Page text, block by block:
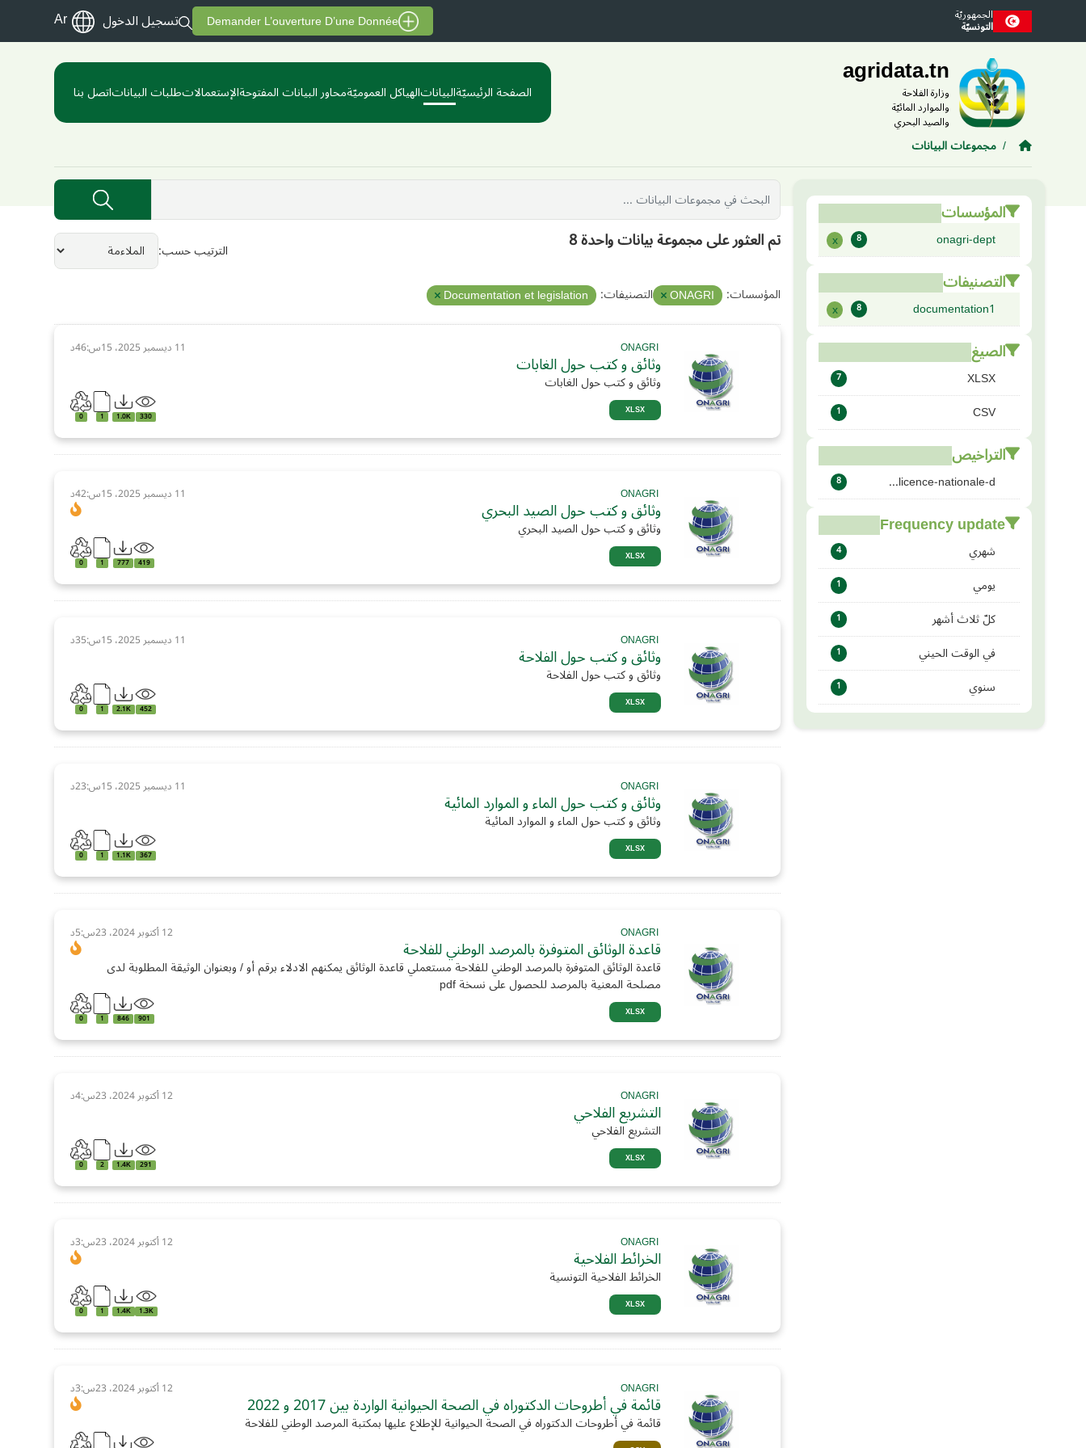
Skip to main contentالجمهوريّة
التونسيّة Demander L’ouverture D’une Donnée تسجيل الدخول Ar
agridata.tn
وزارة الفلاحة
والموارد المائيّة
والصيد البحري
الصفحة الرئيسيّةالبياناتالهياكل العموميّةمحاور البيانات المفتوحةالإستعمالاتطلبات البياناتاتصل بنا
مجموعات البيانات
المؤسسات
onagri-dept
8
x
التصنيفات
documentation1
8
x
الصيغ
XLSX
7
CSV
1
التراخيص
licence-nationale-d...
8
Frequency update
شهري 4
يومي 1
كلّ ثلاث أشهر 1
في الوقت الحيني 1
سنوي 1
الترتيب حسب تم العثور على مجموعة بيانات واحدة 8
المؤسسات: ONAGRI التصنيفات: Documentation et legislation
11 ديسمبر 2025، 15س:46د
وثائق و كتب حول الغابات
وثائق و كتب حول الغابات
XLSX
330
1.0K
1
0
11 ديسمبر 2025، 15س:42د
وثائق و كتب حول الصيد البحري
وثائق و كتب حول الصيد البحري
XLSX
419
777
1
0
11 ديسمبر 2025، 15س:35د
وثائق و كتب حول الفلاحة
وثائق و كتب حول الفلاحة
XLSX
452
2.1K
1
0
11 ديسمبر 2025، 15س:23د
وثائق و كتب حول الماء و الموارد المائية
وثائق و كتب حول الماء و الموارد المائية
XLSX
367
1.1K
1
0
12 أكتوبر 2024، 23س:5د
قاعدة الوثائق المتوفرة بالمرصد الوطني للفلاحة
قاعدة الوثائق المتوفرة بالمرصد الوطني للفلاحة مستعملي قاعدة الوثائق يمكنهم الادلاء برقم أو / وبعنوان الوثيقة المطلوبة لدى
مصلحة المعنية بالمرصد للحصول على نسخة pdf
XLSX
901
846
1
0
12 أكتوبر 2024، 23س:4د
التشريع الفلاحي
التشريع الفلاحي
XLSX
291
1.4K
2
0
12 أكتوبر 2024، 23س:3د
الخرائط الفلاحية
الخرائط الفلاحية التونسية
XLSX
1.3K
1.4K
1
0
12 أكتوبر 2024، 23س:3د
قائمة في أطروحات الدكتوراه في الصحة الحيوانية الواردة بين 2017 و 2022
قائمة في أطروحات الدكتوراه في الصحة الحيوانية للإطلاع عليها بمكتبة المرصد الوطني للفلاحة